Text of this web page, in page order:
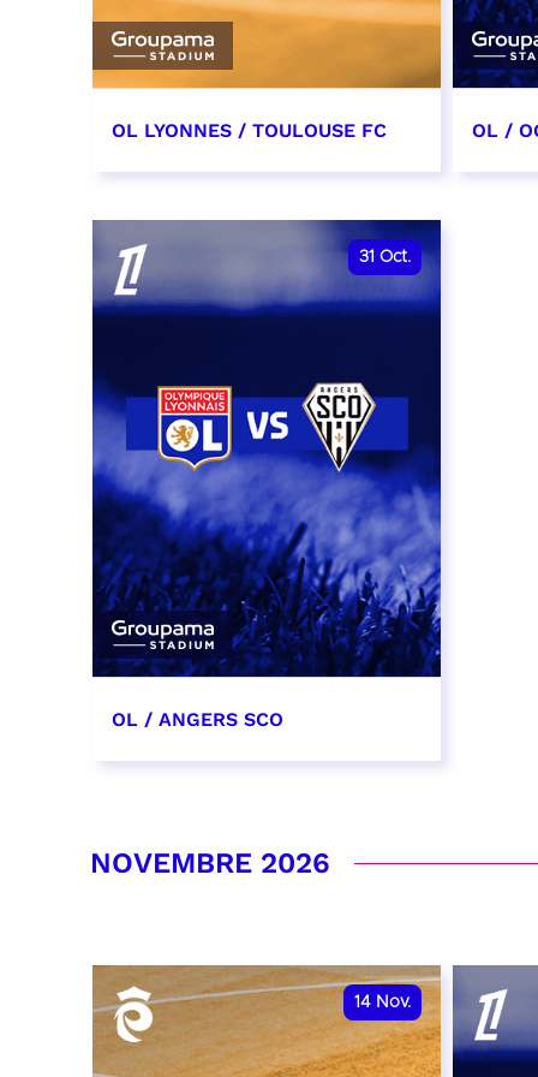
OL LYONNES / TOULOUSE FC
date et heure à confirmer
RÉSERVER
OL /
31 Oct.
OL / ANGERS SCO
RÉSERVER
NOVEMBRE 2026
14 Nov.